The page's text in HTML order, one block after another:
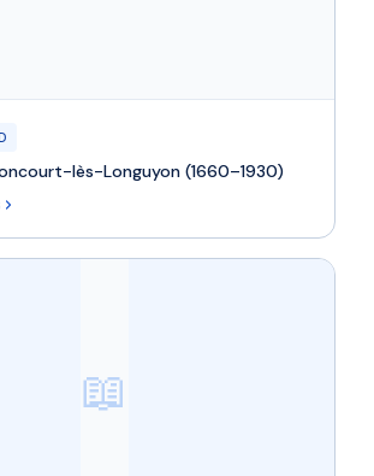
lès-Longuyon (1660–1930)
📖